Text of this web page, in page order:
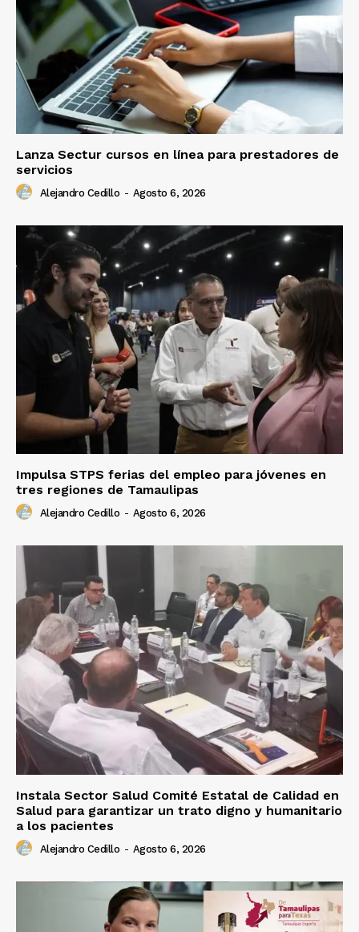
Lanza Sectur cursos en línea para prestadores de
servicios
Alejandro Cedillo - Agosto 6, 2026
Impulsa STPS ferias del empleo para jóvenes en
tres regiones de Tamaulipas
Alejandro Cedillo - Agosto 6, 2026
Instala Sector Salud Comité Estatal de Calidad en
Salud para garantizar un trato digno y humanitario
a los pacientes
Alejandro Cedillo - Agosto 6, 2026